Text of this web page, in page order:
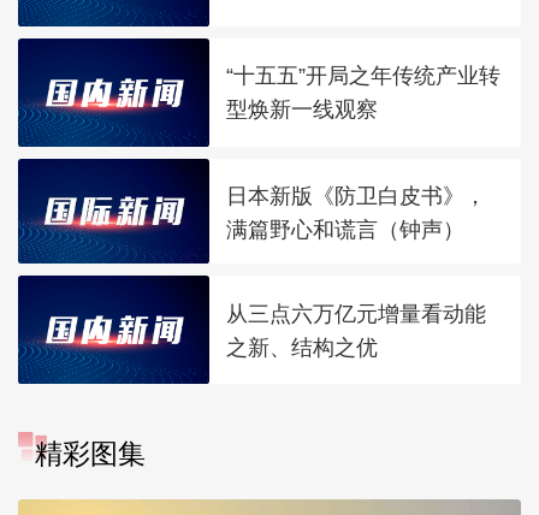
“十五五”开局之年传统产业转
型焕新一线观察
日本新版《防卫白皮书》，
满篇野心和谎言（钟声）
从三点六万亿元增量看动能
之新、结构之优
精彩图集